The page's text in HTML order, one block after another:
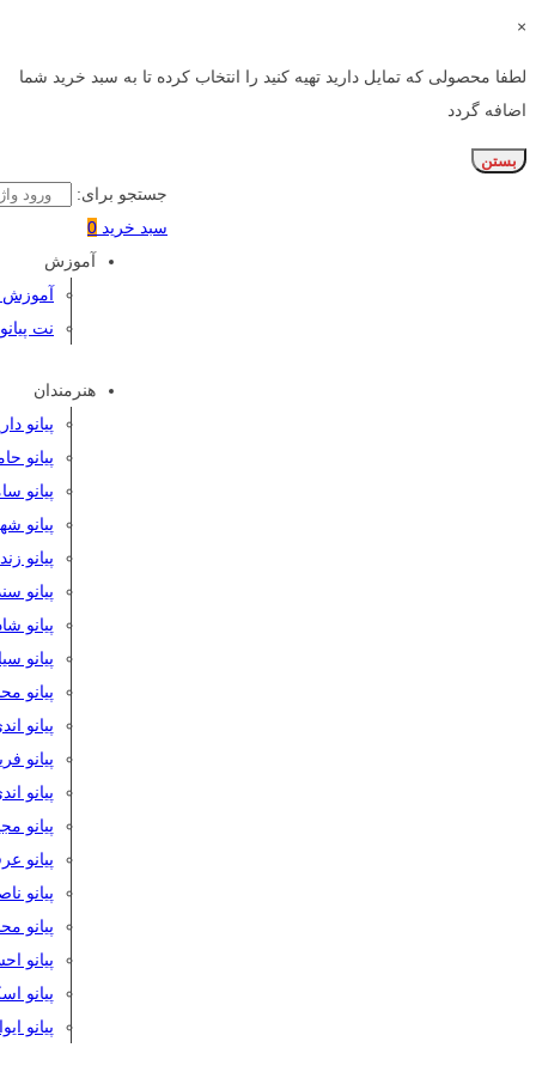
×
لطفا محصولی که تمایل دارید تهیه کنید را انتخاب کرده تا به سبد خرید شما
اضافه گردد
بستن
جستجو برای:
سبد خرید 0
آموزش
آموزش
نت پیانو
هنرمندان
پیانو
پیانو
پیانو
پیانو
پیانو
پیانو
پیانو
پیانو
پیانو
پیانو
پیانو
پیانو
پیانو
پیانو
پیانو
پیانو
پیانو
پیانو
پیانو